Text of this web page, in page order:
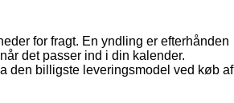
for fragt. En yndling er efterhånden
det passer ind i din kalender.
den billigste leveringsmodel ved køb af